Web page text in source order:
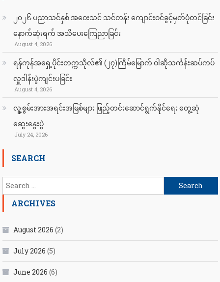
၂၀၂၆ ပညာသင်နှစ် အဝေးသင် သင်တန်း ကျောင်းဝင်ခွင့်မှတ်ပုံတင်ခြင်း
နောက်ဆုံးရက် အသိပေးကြေညာခြင်း
August 4, 2026
ရန်ကုန်အရှေ့ပိုင်းတက္ကသိုလ်၏ (၂၇)ကြိမ်မြောက် ဝါဆိုသင်္ကန်းဆပ်ကပ်
လှူဒါန်းပွဲကျင်းပခြင်း
August 4, 2026
လူ့စွမ်းအားအရင်းအမြစ်များ ဖြည့်တင်းဆောင်ရွက်နိုင်ရေး တွေ့ဆုံ
ဆွေးနွေးပွဲ
July 24, 2026
SEARCH
Search
for:
ARCHIVES
August 2026 (2)
July 2026 (5)
June 2026 (6)